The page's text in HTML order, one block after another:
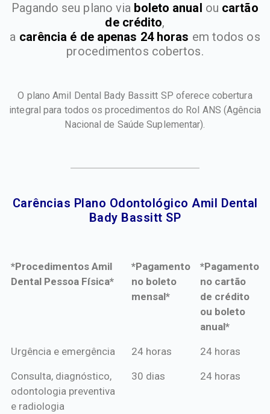
Pagando seu plano via boleto anual ou cartão
de crédito,
a carência é de apenas 24 horas em todos os
procedimentos cobertos.
O plano Amil Dental Bady Bassitt SP oferece cobertura
integral para todos os procedimentos do Rol ANS (Agência
Nacional de Saúde Suplementar).
Carências Plano Odontológico Amil Dental
Bady Bassitt SP​
*Procedimentos Amil
Dental Pessoa Física*
*Pagamento
no boleto
mensal*
*Pagamento
no cartão
de crédito
ou boleto
anual*
*Procedimentos Amil
*Pagamento
mensal*
*Pagamento
de crédito
Urgência e emergência 24 horas 24 horas
Consulta, diagnóstico,
odontologia preventiva
e radiologia
30 dias 24 horas